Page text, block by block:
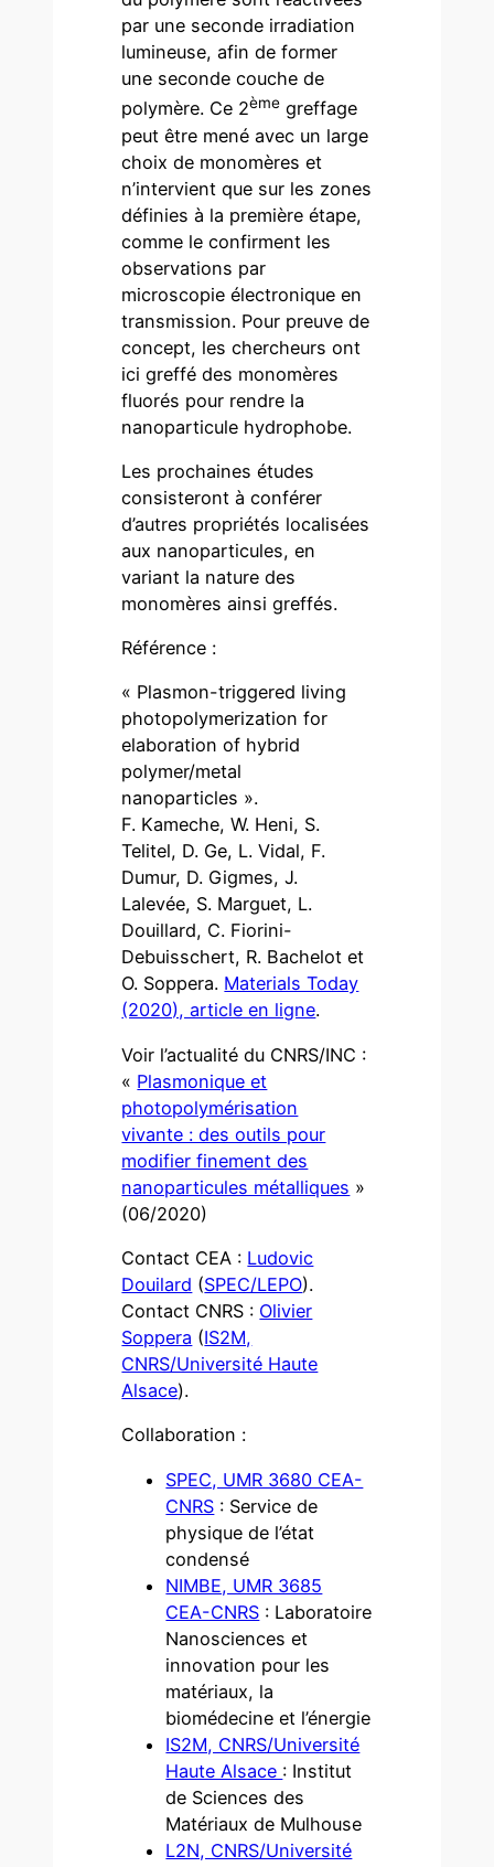
par une seconde irradiation
lumineuse, afin de former
une seconde couche de
polymère. Ce 2ème greffage
peut être mené avec un large
choix de monomères et
n’intervient que sur les zones
définies à la première étape,
comme le confirment les
observations par
microscopie électronique en
transmission. Pour preuve de
concept, les chercheurs ont
ici greffé des monomères
fluorés pour rendre la
nanoparticule hydrophobe.
Les prochaines études
consisteront à conférer
d’autres propriétés localisées
aux nanoparticules, en
variant la nature des
monomères ainsi greffés.
Référence :
« Plasmon-triggered living
photopolymerization for
elaboration of hybrid
polymer/metal
nanoparticles ».
F. Kameche, W. Heni, S.
Telitel, D. Ge, L. Vidal, F.
Dumur, D. Gigmes, J.
Lalevée, S. Marguet, L.
Douillard, C. Fiorini-
Debuisschert, R. Bachelot et
O. Soppera. Materials Today
(2020), article en ligne.
Voir l’actualité du CNRS/INC :
« Plasmonique et
photopolymérisation
vivante : des outils pour
modifier finement des
nanoparticules métalliques »
(06/2020)
Contact CEA : Ludovic
Douilard (SPEC/LEPO).
Contact CNRS : Olivier
Soppera (IS2M,
CNRS/Université Haute
Alsace).
Collaboration :
SPEC, UMR 3680 CEA-
CNRS : Service de
physique de l’état
condensé
NIMBE, UMR 3685
CEA-CNRS : Laboratoire
Nanosciences et
innovation pour les
matériaux, la
biomédecine et l’énergie
IS2M, CNRS/Université
Haute Alsace : Institut
de Sciences des
Matériaux de Mulhouse
L2N, CNRS/Université